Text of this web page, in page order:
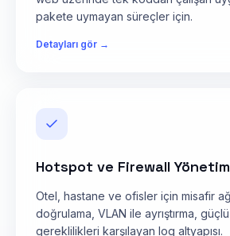
pakete uymayan süreçler için.
Detayları gör →
Hotspot ve Firewall
Otel, hastane ve ofisler için misafir
doğrulama, VLAN ile ayrıştırma,
gereklilikleri karşılayan log altyapısı.